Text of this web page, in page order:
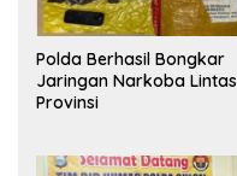
Polda Berhasil Bongkar
Jaringan Narkoba Lintas
Provinsi